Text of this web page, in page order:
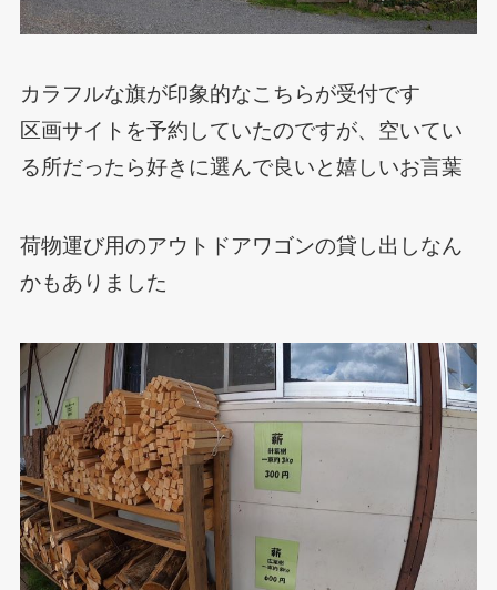
カラフルな旗が印象的なこちらが受付です
区画サイトを予約していたのですが、空いてい
る所だったら好きに選んで良いと嬉しいお言葉
荷物運び用のアウトドアワゴンの貸し出しなん
かもありました